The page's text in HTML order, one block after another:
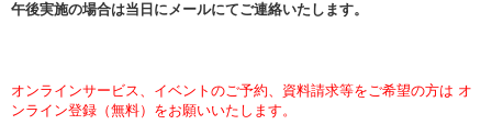
午後実施の場合は当日 にメールにてご連絡いたします。
オンラインサービス、イベントのご予約、資料請求等をご希望の方は オ
ンライン登録（無料）をお願いいたします。